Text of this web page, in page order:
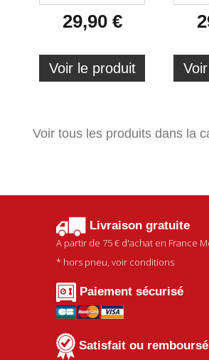
29,90 €
Voir le produit
Voir tous les produits dans la
Livraison gratuite
A partir de 75 € d'achat en France
* hors pneu, voir conditions
Paiement sécurisé
Satisfait ou